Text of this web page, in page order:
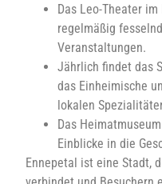
Das Leo-Theater
regelmäßig
Veranstaltungen.
Jährlich findet das
das Einheimische
lokalen
Das
Einblicke in die
Ennepetal ist eine Stadt,